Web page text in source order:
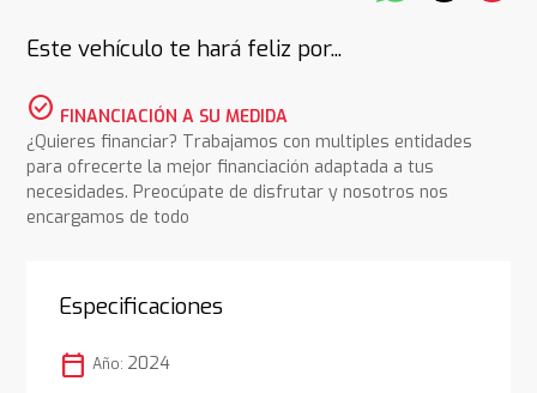
Este vehículo te hará feliz por...
check_circle FINANCIACIÓN A SU MEDIDA
¿Quieres financiar? Trabajamos con multiples entidades
para ofrecerte la mejor financiación adaptada a tus
necesidades. Preocúpate de disfrutar y nosotros nos
encargamos de todo
Especificaciones
calendar_today Año: 2024